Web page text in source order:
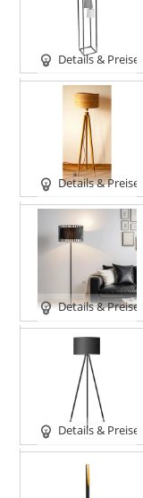
Details & Preise
Details & Preise
Details & Preise
Details & Preise